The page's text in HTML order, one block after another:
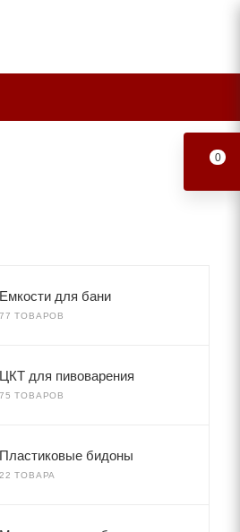
Емкости для бани
77 ТОВАРОВ
ЦКТ для пивоварения
75 ТОВАРОВ
Пластиковые бидоны
22 ТОВАРА
0